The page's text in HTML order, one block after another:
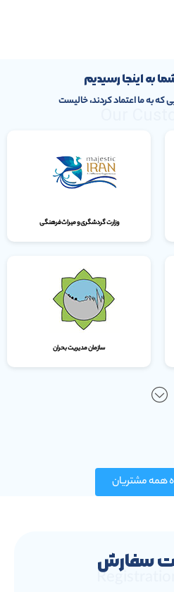
به اینجا رسیدیم
که به ما اعتماد کردند، خالیست
وزارت گردشگری و میراث‌فرهنگی
سازمان مدیریت بحران
همه مشتریان
سفارش